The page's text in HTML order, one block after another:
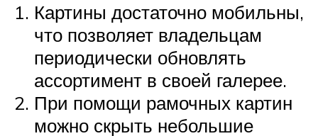
Картины достаточно мобильны,
что позволяет владельцам
периодически обновлять
ассортимент в своей галерее.
При помощи рамочных картин
можно скрыть небольшие